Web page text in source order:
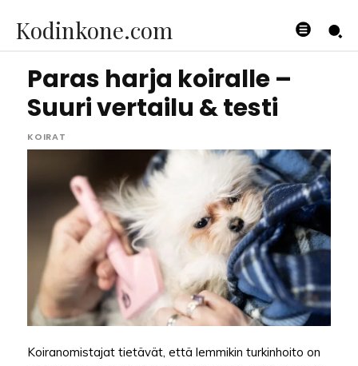
Kodinkone.com
Paras harja koiralle –
Suuri vertailu & testi
KOIRAT
Koiranomistajat tietävät, että lemmikin turkinhoito on